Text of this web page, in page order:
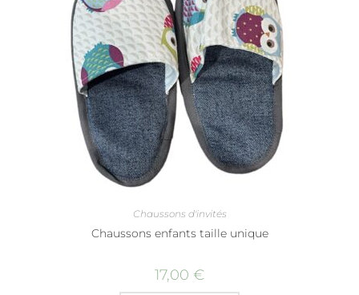
Chaussons d'invités
Chaussons enfants taille unique
17,00 €